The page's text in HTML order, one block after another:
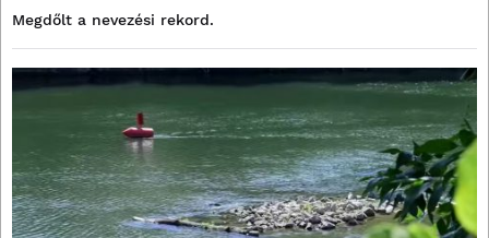
Megdőlt a nevezési rekord.